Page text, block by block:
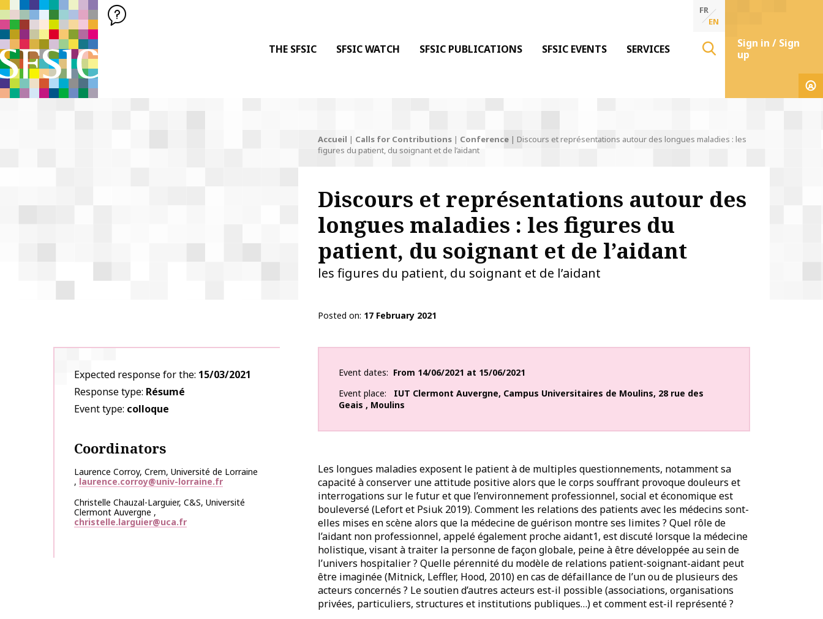
SFSIC SOCIÉTÉ FRANÇAISE DES SCIENCES DE L'INFORMATION & DE LA COMMUNICATION
Société Française des Sciences de l'Information & de la Communication
THE SFSIC SFSIC WATCH SFSIC PUBLICATIONS SFSIC EVENTS SERVICES
FR
EN
Sign in / Sign
up
Accueil | Calls for Contributions| Conference| Discours et représentations autour des longues maladies : les
figures du patient, du soignant et de l’aidant
Discours et représentations autour des
longues maladies : les figures du
patient, du soignant et de l’aidant
les figures du patient, du soignant et de l’aidant
Posted on 17 February 2021
Expected response for the 15/03/2021
Response type Résumé
Event type colloque
Coordinators
Laurence Corroy, Crem, Université de Lorraine
, laurence.corroy@univ-lorraine.fr
Christelle Chauzal-Larguier, C&S, Université
Clermont Auvergne ,
christelle.larguier@uca.fr
Event dates From 14/06/2021 at 15/06/2021
Event place
IUT Clermont Auvergne, Campus Universitaires de Moulins, 28 rue des
Geais , Moulins
Les longues maladies exposent le patient à de multiples questionnements, notamment sa
capacité à conserver une attitude positive alors que le corps souffrant provoque douleurs et
interrogations sur le futur et que l’environnement professionnel, social et économique est
bouleversé (Lefort et Psiuk 2019). Comment les relations des patients avec les médecins sont-
elles mises en scène alors que la médecine de guérison montre ses limites ? Quel rôle de
l’aidant non professionnel, appelé également proche aidant1, est discuté lorsque la médecine
holistique, visant à traiter la personne de façon globale, peine à être développée au sein de
l’univers hospitalier ? Quelle pérennité du modèle de relations patient-soignant-aidant peut
être imaginée (Mitnick, Leffler, Hood, 2010) en cas de défaillance de l’un ou de plusieurs des
acteurs concernés ? Le soutien d’autres acteurs est-il possible (associations, organisations
privées, particuliers, structures et institutions publiques…) et comment est-il représenté ?